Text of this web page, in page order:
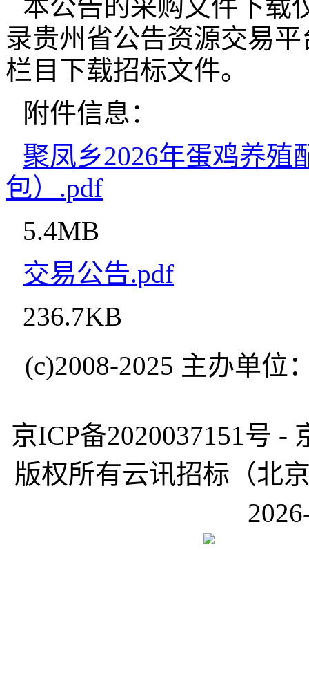
本公告的采购文件下载
录贵州省公告资源交易
栏目下载招标文件。
附件信息：
聚凤乡2026年蛋鸡养殖
包）.pdf
5.4MB
交易公告.pdf
236.7KB
(c)2008-2025 主办单
京ICP备2020037151号 -
版权所有云讯招标（北